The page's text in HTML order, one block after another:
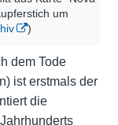
um
)
dem Tode
ist erstmals der
die